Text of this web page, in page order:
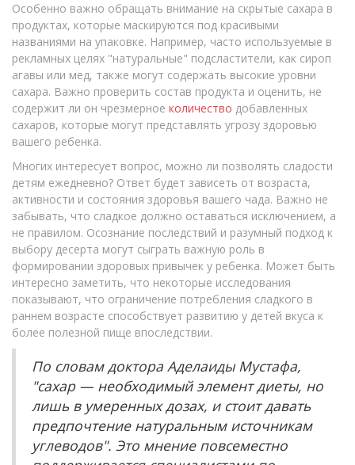
Особенно важно обращать внимание на скрытые сахара в
продуктах, которые маскируются под красивыми
названиями на упаковке. Например, часто используемые в
рекламных целях "натуральные" подсластители, как сироп
агавы или мед, также могут содержать высокие уровни
сахара. Важно проверить состав продукта и оценить, не
содержит ли он чрезмерное количество добавленных
сахаров, которые могут представлять угрозу здоровью
вашего ребенка.
Многих интересует вопрос, можно ли позволять сладости
детям ежедневно? Ответ будет зависеть от возраста,
активности и состояния здоровья вашего чада. Важно не
забывать, что сладкое должно оставаться исключением, а
не правилом. Осознание последствий и разумный подход к
выбору десерта могут сыграть важную роль в
формировании здоровых привычек у ребенка. Может быть
интересно заметить, что некоторые исследования
показывают, что ограничение потребления сладкого в
раннем возрасте способствует развитию у детей вкуса к
более полезной пище впоследствии.
По словам доктора Аделаиды Мустафа,
"сахар — необходимый элемент диеты, но
лишь в умеренных дозах, и стоит давать
предпочтение натуральным источникам
углеводов". Это мнение повсеместно